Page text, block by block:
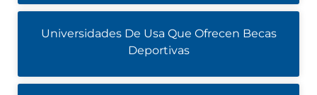
Universidades De Usa Que Ofrecen Becas
Deportivas